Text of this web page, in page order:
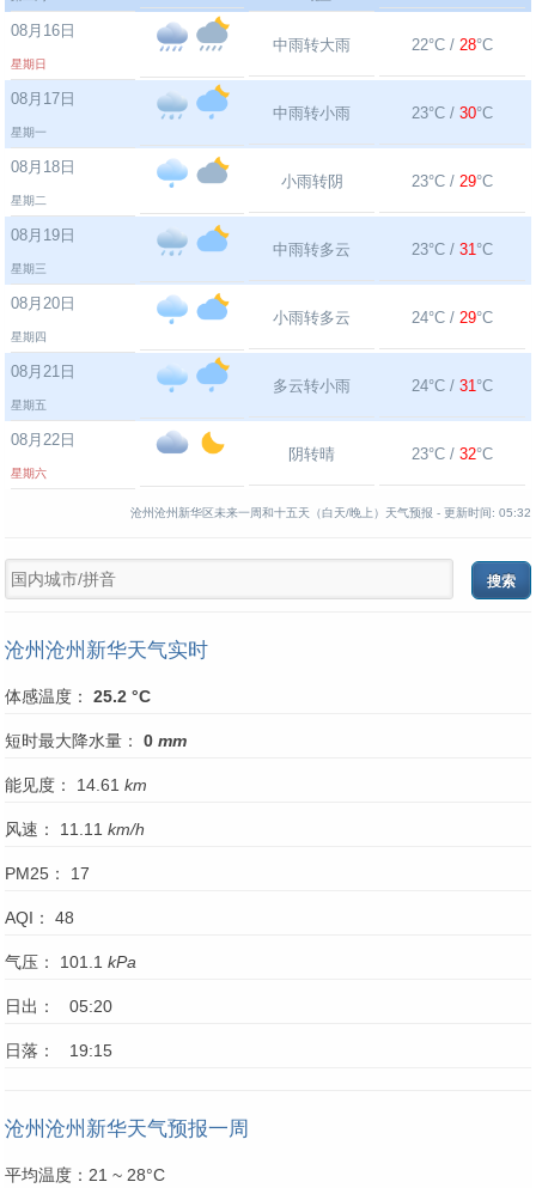
08月16日
星期日
中雨转大雨 22°C / 28°C
08月17日
星期一
中雨转小雨 23°C / 30°C
08月18日
星期二
小雨转阴 23°C / 29°C
08月19日
星期三
中雨转多云 23°C / 31°C
08月20日
星期四
小雨转多云 24°C / 29°C
08月21日
星期五
多云转小雨 24°C / 31°C
08月22日
星期六
阴转晴 23°C / 32°C
沧州沧州新华区未来一周和十五天（白天/晚上）天气预报 - 更新时间: 05:32
沧州沧州新华天气实时
体感温度： 25.2 °C
短时最大降水量： 0 mm
能见度： 14.61 km
风速： 11.11 km/h
PM25： 17
AQI： 48
气压： 101.1 kPa
日出： 05:20
日落： 19:15
沧州沧州新华天气预报一周
平均温度：21 ~ 28°C